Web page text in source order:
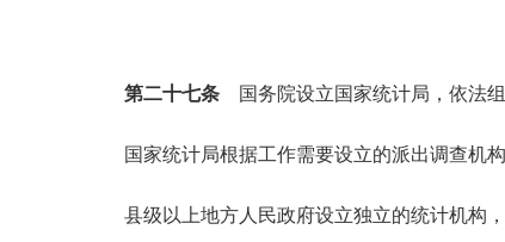
第二十七条 国务院设立国家统计局，依法
国家统计局根据工作需要设立的派出调查机构
县级以上地方人民政府设立独立的统计机构，